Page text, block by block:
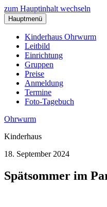
zum Hauptinhalt wechseln
Hauptmenü
Kinderhaus Ohrwurm
Leitbild
Einrichtung
Gruppen
Preise
Anmeldung
Termine
Foto-Tagebuch
Ohrwurm
Kinderhaus
18. September 2024
Spätsommer im